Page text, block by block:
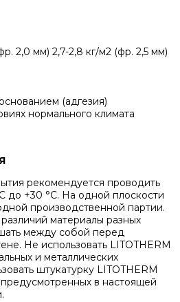
2,0 мм) 2,7-2,8 кг/м2 (фр. 2,5 мм)
(адгезия)
нормального климата
рекомендуется проводить
до +30 °С. На одной плоскости
производственной партии.
материалы разных
между собой перед
Не использовать LITOTHERM
и металлических
штукатурку LITOTHERM
в настоящей